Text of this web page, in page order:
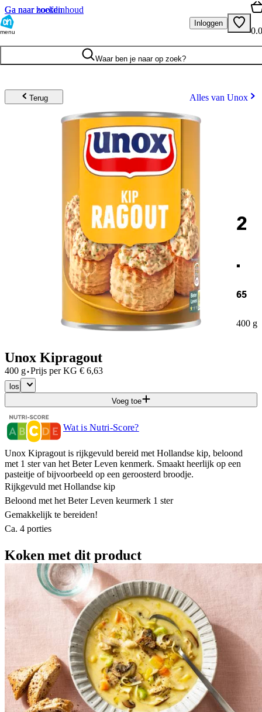
Ga naar hoofdinhoud
Ga naar zoeken
menu
Inloggen
Waar ben je naar op zoek?
Terug Alles van Unox
2
.
65
400 g
Unox Kipragout
400 g·Prijs per KG € 6,63
los
Voeg toe
Wat is Nutri-Score?
Unox Kipragout is rijkgevuld bereid met Hollandse kip, beloond
met 1 ster van het Beter Leven kenmerk. Smaakt heerlijk op een
pasteitje of bijvoorbeeld op een geroosterd broodje.
Rijkgevuld met Hollandse kip
Beloond met het Beter Leven keurmerk 1 ster
Gemakkelijk te bereiden!
Ca. 4 porties
Koken met dit product